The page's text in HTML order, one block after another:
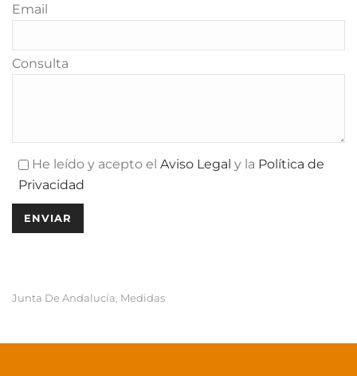
Email
Consulta
He leído y acepto el Aviso Legal y la Política de
Privacidad
Junta De Andalucía Medidas